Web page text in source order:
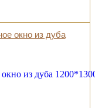
окно из дуба